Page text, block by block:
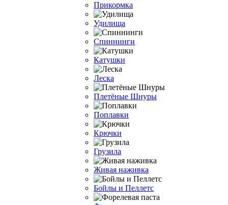
Прикормка
Удилища
Спиннинги
Катушки
Леска
Плетёные Шнуры
Поплавки
Крючки
Грузила
Живая наживка
Бойлы и Пеллетс